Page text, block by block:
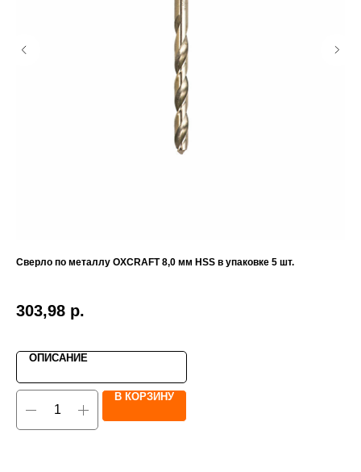
Сверло по металлу OXCRAFT 8,0 мм HSS в упаковке 5 шт.
303,98 р.
ОПИСАНИЕ
В КОРЗИНУ